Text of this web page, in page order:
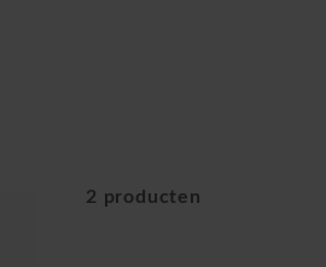
2 producten